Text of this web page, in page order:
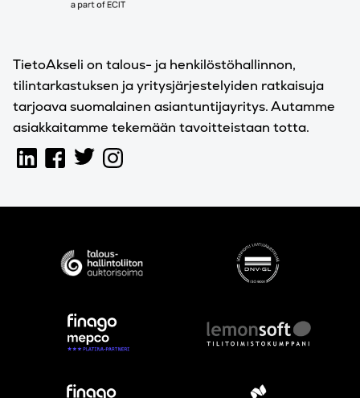
TietoAkseli on talous- ja henkilöstöhallinnon,
tilintarkastuksen ja yritysjärjestelyiden ratkaisuja
tarjoava suomalainen asiantuntijayritys. Autamme
asiakkaitamme tekemään tavoitteistaan totta.